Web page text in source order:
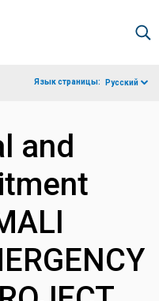
Язык страницы: Русский
and